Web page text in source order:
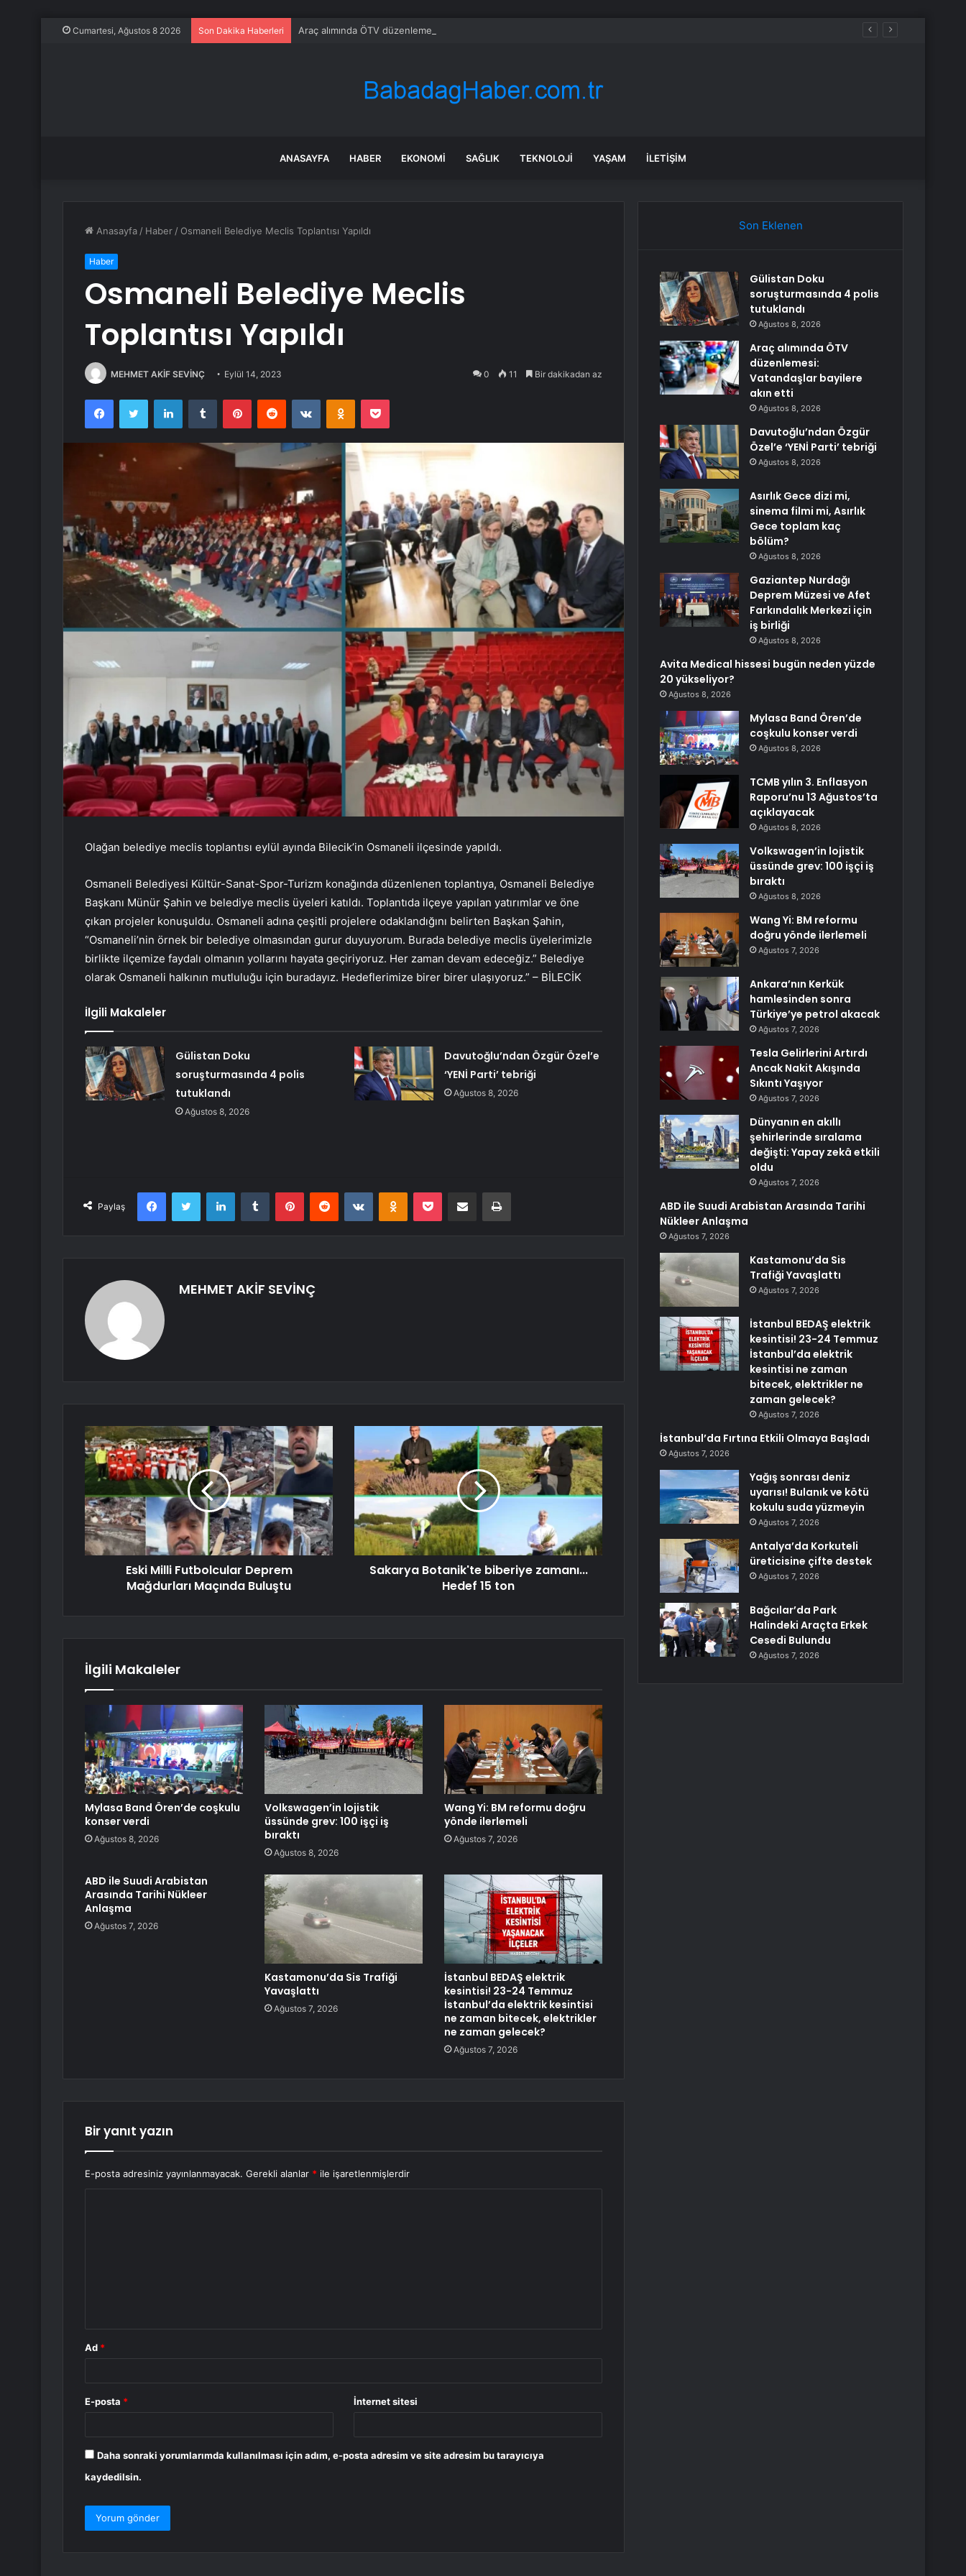
Cumartesi, Ağustos 8 2026 Son Dakika Haberleri Araç alımında ÖTV düzenlemesi: Vatandaşlar bayilere akın etti
ANASAYFA HABER EKONOMI SAĞLIK TEKNOLOJI YAŞAM İLETIŞIM
Anasayfa / Haber / Osmaneli Belediye Meclis Toplantısı Yapıldı
Haber
Osmaneli Belediye Meclis
Toplantısı Yapıldı
MEHMET AKİF SEVİNÇ Eylül 14, 2023 0 11 Bir dakikadan az
FacebookTwitter LinkedInTumblr PinterestReddit VKontakteOdnoklassniki
Pocket
Olağan belediye meclis toplantısı eylül ayında Bilecik’in Osmaneli ilçesinde yapıldı.
Osmaneli Belediyesi Kültür-Sanat-Spor-Turizm konağında düzenlenen toplantıya, Osmaneli Belediye
Başkanı Münür Şahin ve belediye meclis üyeleri katıldı. Toplantıda ilçeye yapılan yatırımlar ve öne
çıkan projeler konuşuldu. Osmaneli adına çeşitli projelere odaklandığını belirten Başkan Şahin,
“Osmaneli’nin örnek bir belediye olmasından gurur duyuyorum. Burada belediye meclis üyelerimizle
birlikte ilçemize faydalı olmanın yollarını hayata geçiriyoruz. Her zaman devam edeceğiz.” Belediye
olarak Osmaneli halkının mutluluğu için buradayız. Hedeflerimize birer birer ulaşıyoruz.” – BİLECİK
İlgili Makaleler
Gülistan Doku
soruşturmasında 4 polis
tutuklandı
Ağustos 8, 2026
Davutoğlu’ndan Özgür Özel’e
‘YENİ Parti’ tebriği
Ağustos 8, 2026
Paylaş
FacebookTwitter LinkedInTumblr PinterestReddit VKontakteOdnoklassniki
Pocket E-Posta ile paylaş Yazdır
MEHMET AKİF SEVİNÇ
Eski Milli Futbolcular Deprem
Mağdurları Maçında Buluştu
Sakarya Botanik'te biberiye zamanı...
Hedef 15 ton
İlgili Makaleler
Mylasa Band Ören’de coşkulu
konser verdi
Ağustos 8, 2026
Volkswagen’in lojistik
üssünde grev: 100 işçi iş
bıraktı
Ağustos 8, 2026
Wang Yi: BM reformu doğru
yönde ilerlemeli
Ağustos 7, 2026
ABD ile Suudi Arabistan
Arasında Tarihi Nükleer
Anlaşma
Ağustos 7, 2026
Kastamonu’da Sis Trafiği
Yavaşlattı
Ağustos 7, 2026
İstanbul BEDAŞ elektrik
kesintisi! 23-24 Temmuz
İstanbul’da elektrik kesintisi
ne zaman bitecek, elektrikler
ne zaman gelecek?
Ağustos 7, 2026
Bir yanıt yazın
E-posta adresiniz yayınlanmayacak. Gerekli alanlar * ile işaretlenmişlerdir
Ad *
E-posta * İnternet sitesi
Daha sonraki yorumlarımda kullanılması için adım, e-posta adresim ve site adresim bu tarayıcıya
kaydedilsin.
Son Eklenen
Gülistan Doku
soruşturmasında 4 polis
tutuklandı
Ağustos 8, 2026
Araç alımında ÖTV
düzenlemesi:
Vatandaşlar bayilere
akın etti
Ağustos 8, 2026
Davutoğlu’ndan Özgür
Özel’e ‘YENİ Parti’ tebriği
Ağustos 8, 2026
Asırlık Gece dizi mi,
sinema filmi mi, Asırlık
Gece toplam kaç
bölüm?
Ağustos 8, 2026
Gaziantep Nurdağı
Deprem Müzesi ve Afet
Farkındalık Merkezi için
iş birliği
Ağustos 8, 2026
Avita Medical hissesi bugün neden yüzde
20 yükseliyor?
Ağustos 8, 2026
Mylasa Band Ören’de
coşkulu konser verdi
Ağustos 8, 2026
TCMB yılın 3. Enflasyon
Raporu’nu 13 Ağustos’ta
açıklayacak
Ağustos 8, 2026
Volkswagen’in lojistik
üssünde grev: 100 işçi iş
bıraktı
Ağustos 8, 2026
Wang Yi: BM reformu
doğru yönde ilerlemeli
Ağustos 7, 2026
Ankara’nın Kerkük
hamlesinden sonra
Türkiye’ye petrol akacak
Ağustos 7, 2026
Tesla Gelirlerini Artırdı
Ancak Nakit Akışında
Sıkıntı Yaşıyor
Ağustos 7, 2026
Dünyanın en akıllı
şehirlerinde sıralama
değişti: Yapay zekâ etkili
oldu
Ağustos 7, 2026
ABD ile Suudi Arabistan Arasında Tarihi
Nükleer Anlaşma
Ağustos 7, 2026
Kastamonu’da Sis
Trafiği Yavaşlattı
Ağustos 7, 2026
İstanbul BEDAŞ elektrik
kesintisi! 23-24 Temmuz
İstanbul’da elektrik
kesintisi ne zaman
bitecek, elektrikler ne
zaman gelecek?
Ağustos 7, 2026
İstanbul’da Fırtına Etkili Olmaya Başladı
Ağustos 7, 2026
Yağış sonrası deniz
uyarısı! Bulanık ve kötü
kokulu suda yüzmeyin
Ağustos 7, 2026
Antalya’da Korkuteli
üreticisine çifte destek
Ağustos 7, 2026
Bağcılar’da Park
Halindeki Araçta Erkek
Cesedi Bulundu
Ağustos 7, 2026